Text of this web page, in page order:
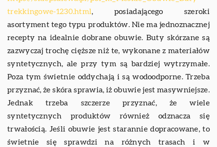
trekkingowe-1230.html , posiadającego szeroki
asortyment tego typu produktów. Nie ma jednoznacznej
recepty na idealnie dobrane obuwie. Buty skórzane są
zazwyczaj trochę cięższe niż te, wykonane z materiałów
syntetycznych, ale przy tym są bardziej wytrzymałe.
Poza tym świetnie oddychają i są wodoodporne. Trzeba
przyznać, że skóra sprawia, iż obuwie jest masywniejsze.
Jednak trzeba szczerze przyznać, że wiele
syntetycznych produktów również odznacza się
trwałością. Jeśli obuwie jest starannie dopracowane, to
świetnie się sprawdzi na różnych trasach i w